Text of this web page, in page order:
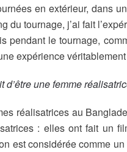
en extérieur, dans
du tournage, j’ai fait
pendant le tournage,
expérience
une femme
réalisatrices au
: elles ont fait un
est considérée comme